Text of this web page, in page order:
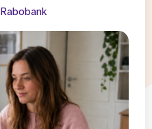
Rabobank